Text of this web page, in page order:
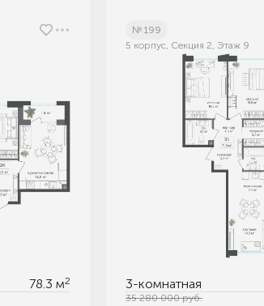
78.3 м2
№ 199
5 корпус, Секция 2, Этаж 9
3-комнатная
35 280 000руб.